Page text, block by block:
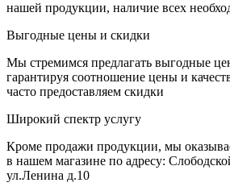
нашей продукции, наличие всех
Выгодные цены и скидки
Мы стремимся предлагать выгодные
гарантируя соотношение цены и
часто предоставляем скидки
Широкий спектр услугу
Кроме продажи продукции, мы
в нашем магазине по адресу:
ул.Ленина д.10